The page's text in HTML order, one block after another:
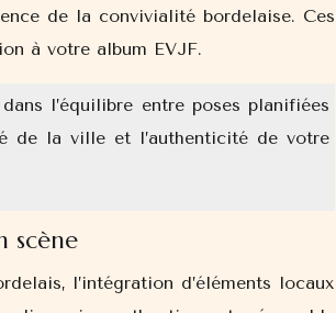
de la convivialité bordelaise. Ces
à votre album EVJF.
l’équilibre entre poses planifiées
de la ville et l’authenticité de votre
scène
l’intégration d’éléments locaux